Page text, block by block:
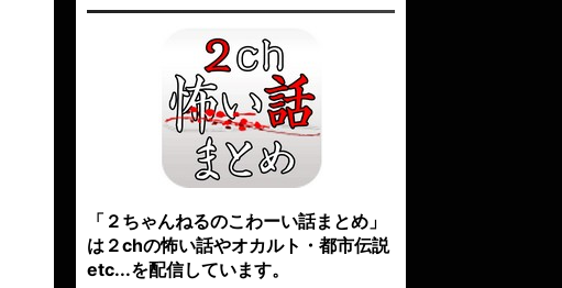
「２ちゃんねるのこわーい話まとめ」
は２chの怖い話やオカルト・都市伝説
etc...を配信しています。